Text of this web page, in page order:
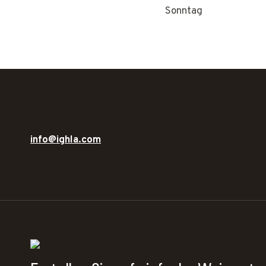
Sonntag
info@ighla.com